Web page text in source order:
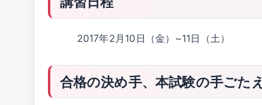
2017年2月10日（金）~11日（土）
合格の決め手、本試験の手ごたえ